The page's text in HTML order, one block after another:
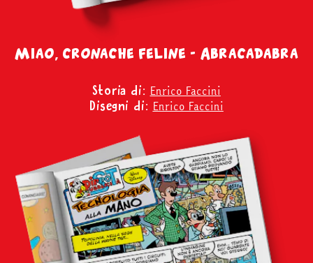
Miao, cronache feline - Abracadabra
Storia di: Enrico Faccini
Disegni di: Enrico Faccini